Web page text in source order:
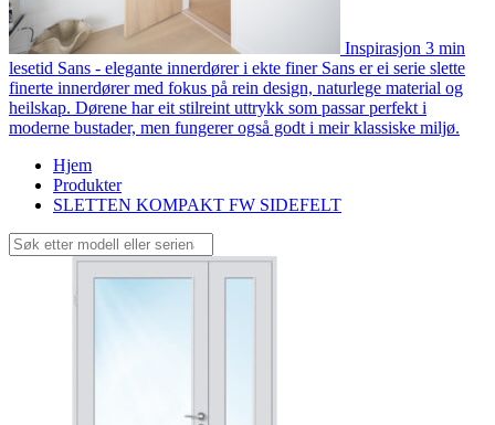
Inspirasjon 3 min
lesetid Sans - elegante innerdører i ekte finer Sans er ei serie slette
finerte innerdører med fokus på rein design, naturlege material og
heilskap. Dørene har eit stilreint uttrykk som passar perfekt i
moderne bustader, men fungerer også godt i meir klassiske miljø.
Hjem
Produkter
SLETTEN KOMPAKT FW SIDEFELT